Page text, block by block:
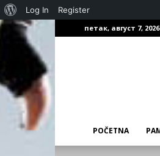
петак, август 7, 2026
POČETNA
Вордпресу
Log In Register